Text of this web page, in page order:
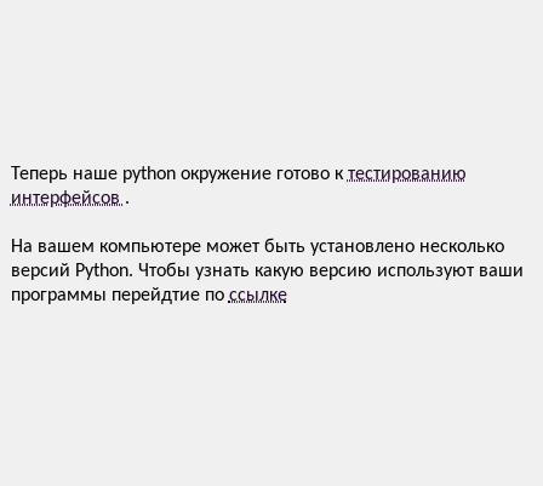
Теперь наше python окружение готово к тестированию
интерфейсов .
На вашем компьютере может быть установлено несколько
версий Python. Чтобы узнать какую версию используют ваши
программы перейдтие по ссылке